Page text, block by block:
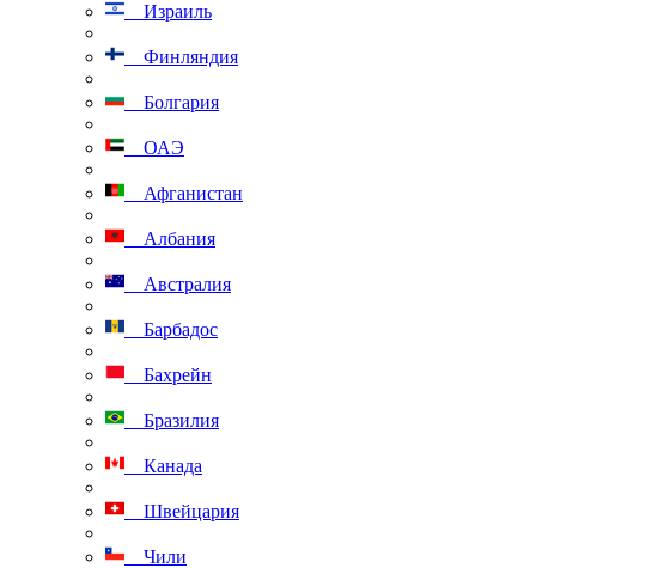
Израиль
Финляндия
Болгария
ОАЭ
Афганистан
Албания
Австралия
Барбадос
Бахрейн
Бразилия
Канада
Швейцария
Чили